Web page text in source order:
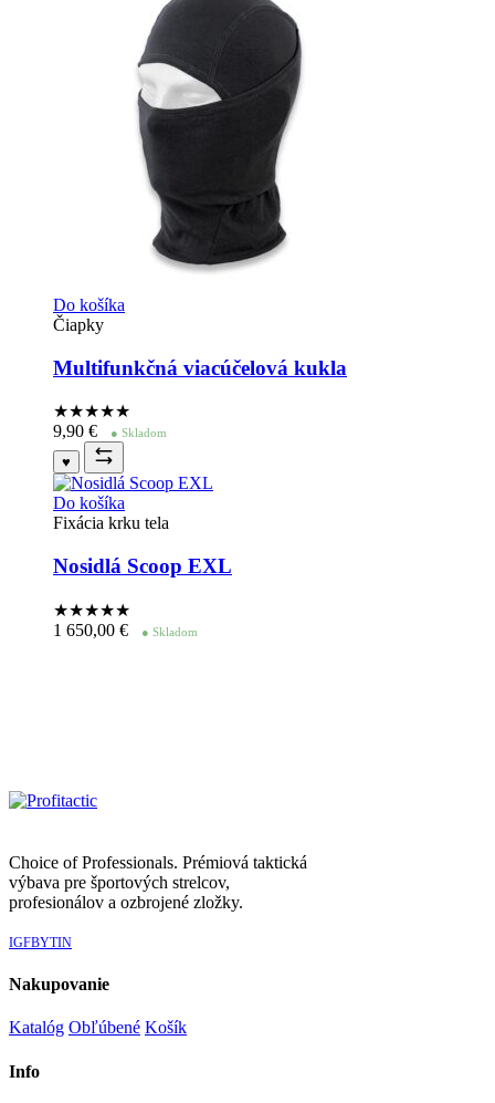
Do košíka
Čiapky
Multifunkčná viacúčelová kukla
★★★★★
9,90 € ● Skladom
♥
Do košíka
Fixácia krku tela
Nosidlá Scoop EXL
★★★★★
1 650,00 € ● Skladom
Choice of Professionals. Prémiová taktická
výbava pre športových strelcov,
profesionálov a ozbrojené zložky.
IGFBYTIN
Nakupovanie
Katalóg Obľúbené Košík
Info